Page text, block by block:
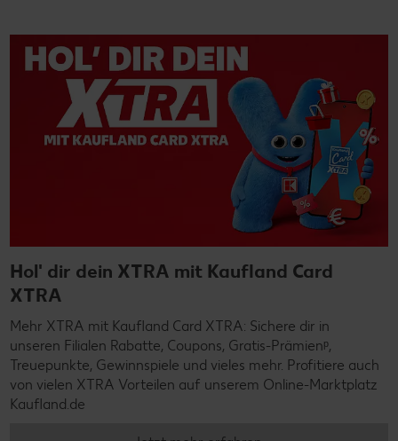
Hol' dir dein XTRA mit Kaufland Card
XTRA
Mehr XTRA mit Kaufland Card XTRA: Sichere dir in
unseren Filialen Rabatte, Coupons, Gratis-Prämienᵖ,
Treuepunkte, Gewinnspiele und vieles mehr. Profitiere auch
von vielen XTRA Vorteilen auf unserem Online-Marktplatz
Kaufland.de